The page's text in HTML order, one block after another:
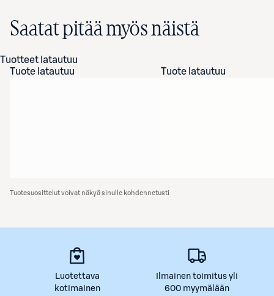
Saatat pitää myös näistä
Tuotteet latautuu
Tuote latautuu
Tuote latautuu
Tuotesuosittelut voivat näkyä sinulle kohdennetusti
Luotettava
kotimainen
Ilmainen toimitus yli
600 myymälään